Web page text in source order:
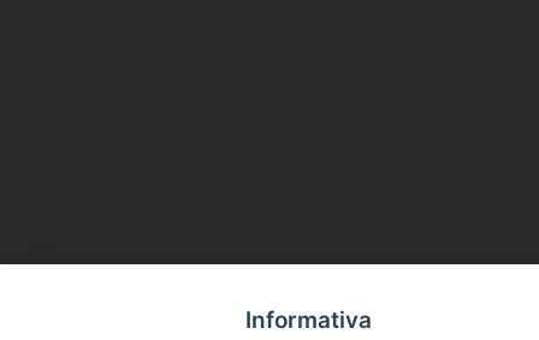
Informativa